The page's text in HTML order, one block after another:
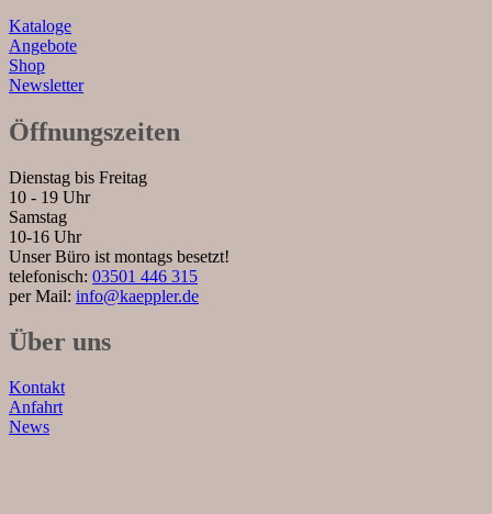
Kataloge
Angebote
Shop
Newsletter
Öffnungszeiten
Dienstag bis Freitag
10 - 19 Uhr
Samstag
10-16 Uhr
Unser Büro ist montags besetzt!
telefonisch: 03501 446 315
per Mail: info@kaeppler.de
Über uns
Kontakt
Anfahrt
News